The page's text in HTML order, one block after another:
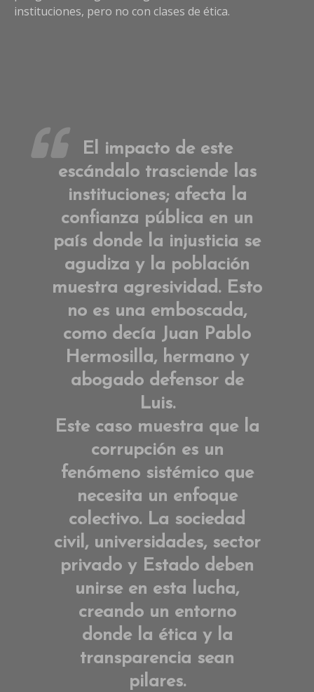
instituciones, pero no con clases de ética.
El impacto de este
escándalo trasciende las
instituciones; afecta la
confianza pública en un
país donde la injusticia se
agudiza y la población
muestra agresividad. Esto
no es una emboscada,
como decía Juan Pablo
Hermosilla, hermano y
abogado defensor de
Luis.
Este caso muestra que la
corrupción es un
fenómeno sistémico que
necesita un enfoque
colectivo. La sociedad
civil, universidades, sector
privado y Estado deben
unirse en esta lucha,
creando un entorno
donde la ética y la
transparencia sean
pilares.